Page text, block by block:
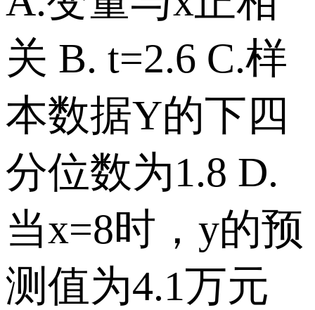
关 B. t=2.6 C.样
本数据Y的下四
分位数为1.8 D.
当x=8时，y的预
测值为4.1万元